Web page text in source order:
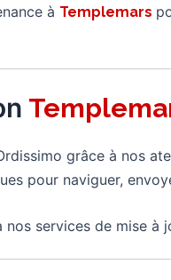
à Templemars
grâce à nos
pour naviguer,
services de mise à